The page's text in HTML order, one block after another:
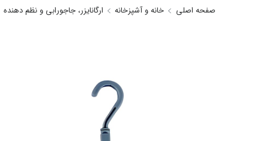
صفحه اصلی خانه و آشپزخانه ارگانایزر، جاجورابی و نظم دهنده